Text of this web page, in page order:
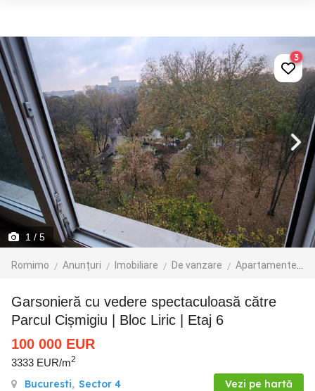
1 / 5
Romimo Anunțuri Imobiliare De vanzare Apartamente de vanzare
3
Garsonieră cu vedere spectaculoasă către
Parcul Cișmigiu | Bloc Liric | Etaj 6
100 000 EUR
3333 EUR/m2
Bucuresti, Sector 4 Vezi pe hartă